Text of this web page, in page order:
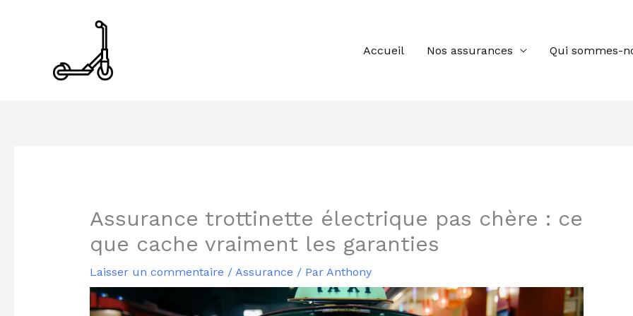
Accueil Nos assurances Qui sommes-
Assurance trottinette électrique pas chère : ce
que cache vraiment les garanties
Laisser un commentaire / Assurance / Par Anthony